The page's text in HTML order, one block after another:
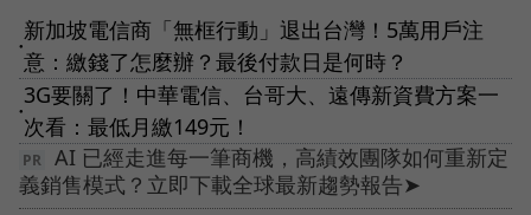
●
新加坡電信商「無框行動」退出台灣！5萬用戶注
意：繳錢了怎麼辦？最後付款日是何時？
●
3G要關了！中華電信、台哥大、遠傳新資費方案一
次看：最低月繳149元！
AI 已經走進每一筆商機，高績效團隊如何重新定
義銷售模式？立即下載全球最新趨勢報告➤